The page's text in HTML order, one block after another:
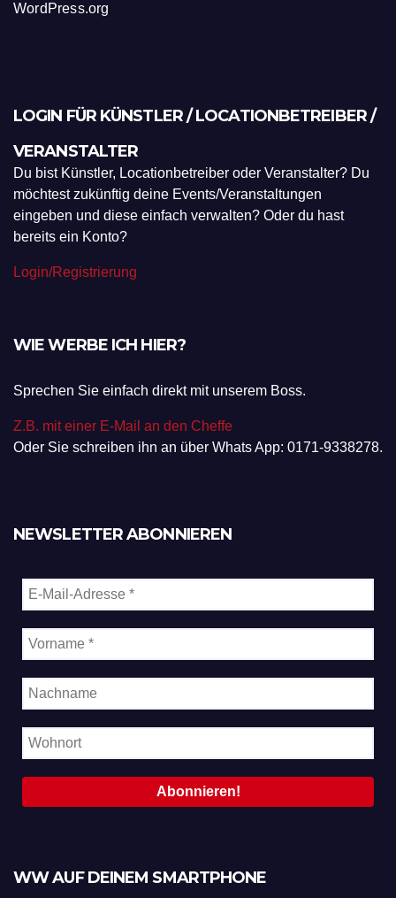
WordPress.org
LOGIN FÜR KÜNSTLER / LOCATIONBETREIBER /
VERANSTALTER
Du bist Künstler, Locationbetreiber oder Veranstalter? Du
möchtest zukünftig deine Events/Veranstaltungen
eingeben und diese einfach verwalten? Oder du hast
bereits ein Konto?
Login/Registrierung
WIE WERBE ICH HIER?
Sprechen Sie einfach direkt mit unserem Boss.
Z.B. mit einer E-Mail an den Cheffe
Oder Sie schreiben ihn an über Whats App: 0171-9338278.
NEWSLETTER ABONNIEREN
WW AUF DEINEM SMARTPHONE